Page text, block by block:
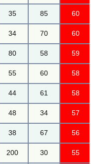
35 85 60
34 70 60
80 58 59
55 60 58
44 61 58
48 34 57
38 67 56
200 30 55